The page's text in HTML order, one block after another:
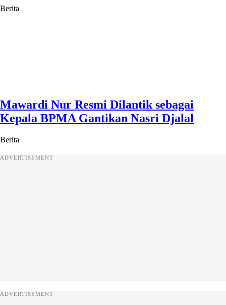
Berita
Mawardi Nur Resmi Dilantik sebagai
Kepala BPMA Gantikan Nasri Djalal
Berita
ADVERTISEMENT
ADVERTISEMENT